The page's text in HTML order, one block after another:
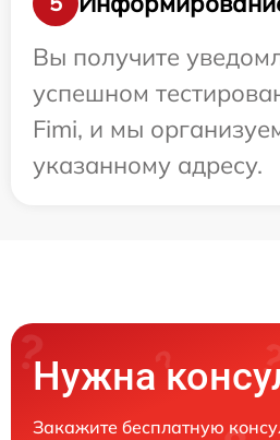
Вы получите
успешном
Fimi, и мы
указанному адресу.
Нужна
Закажите бесплатную